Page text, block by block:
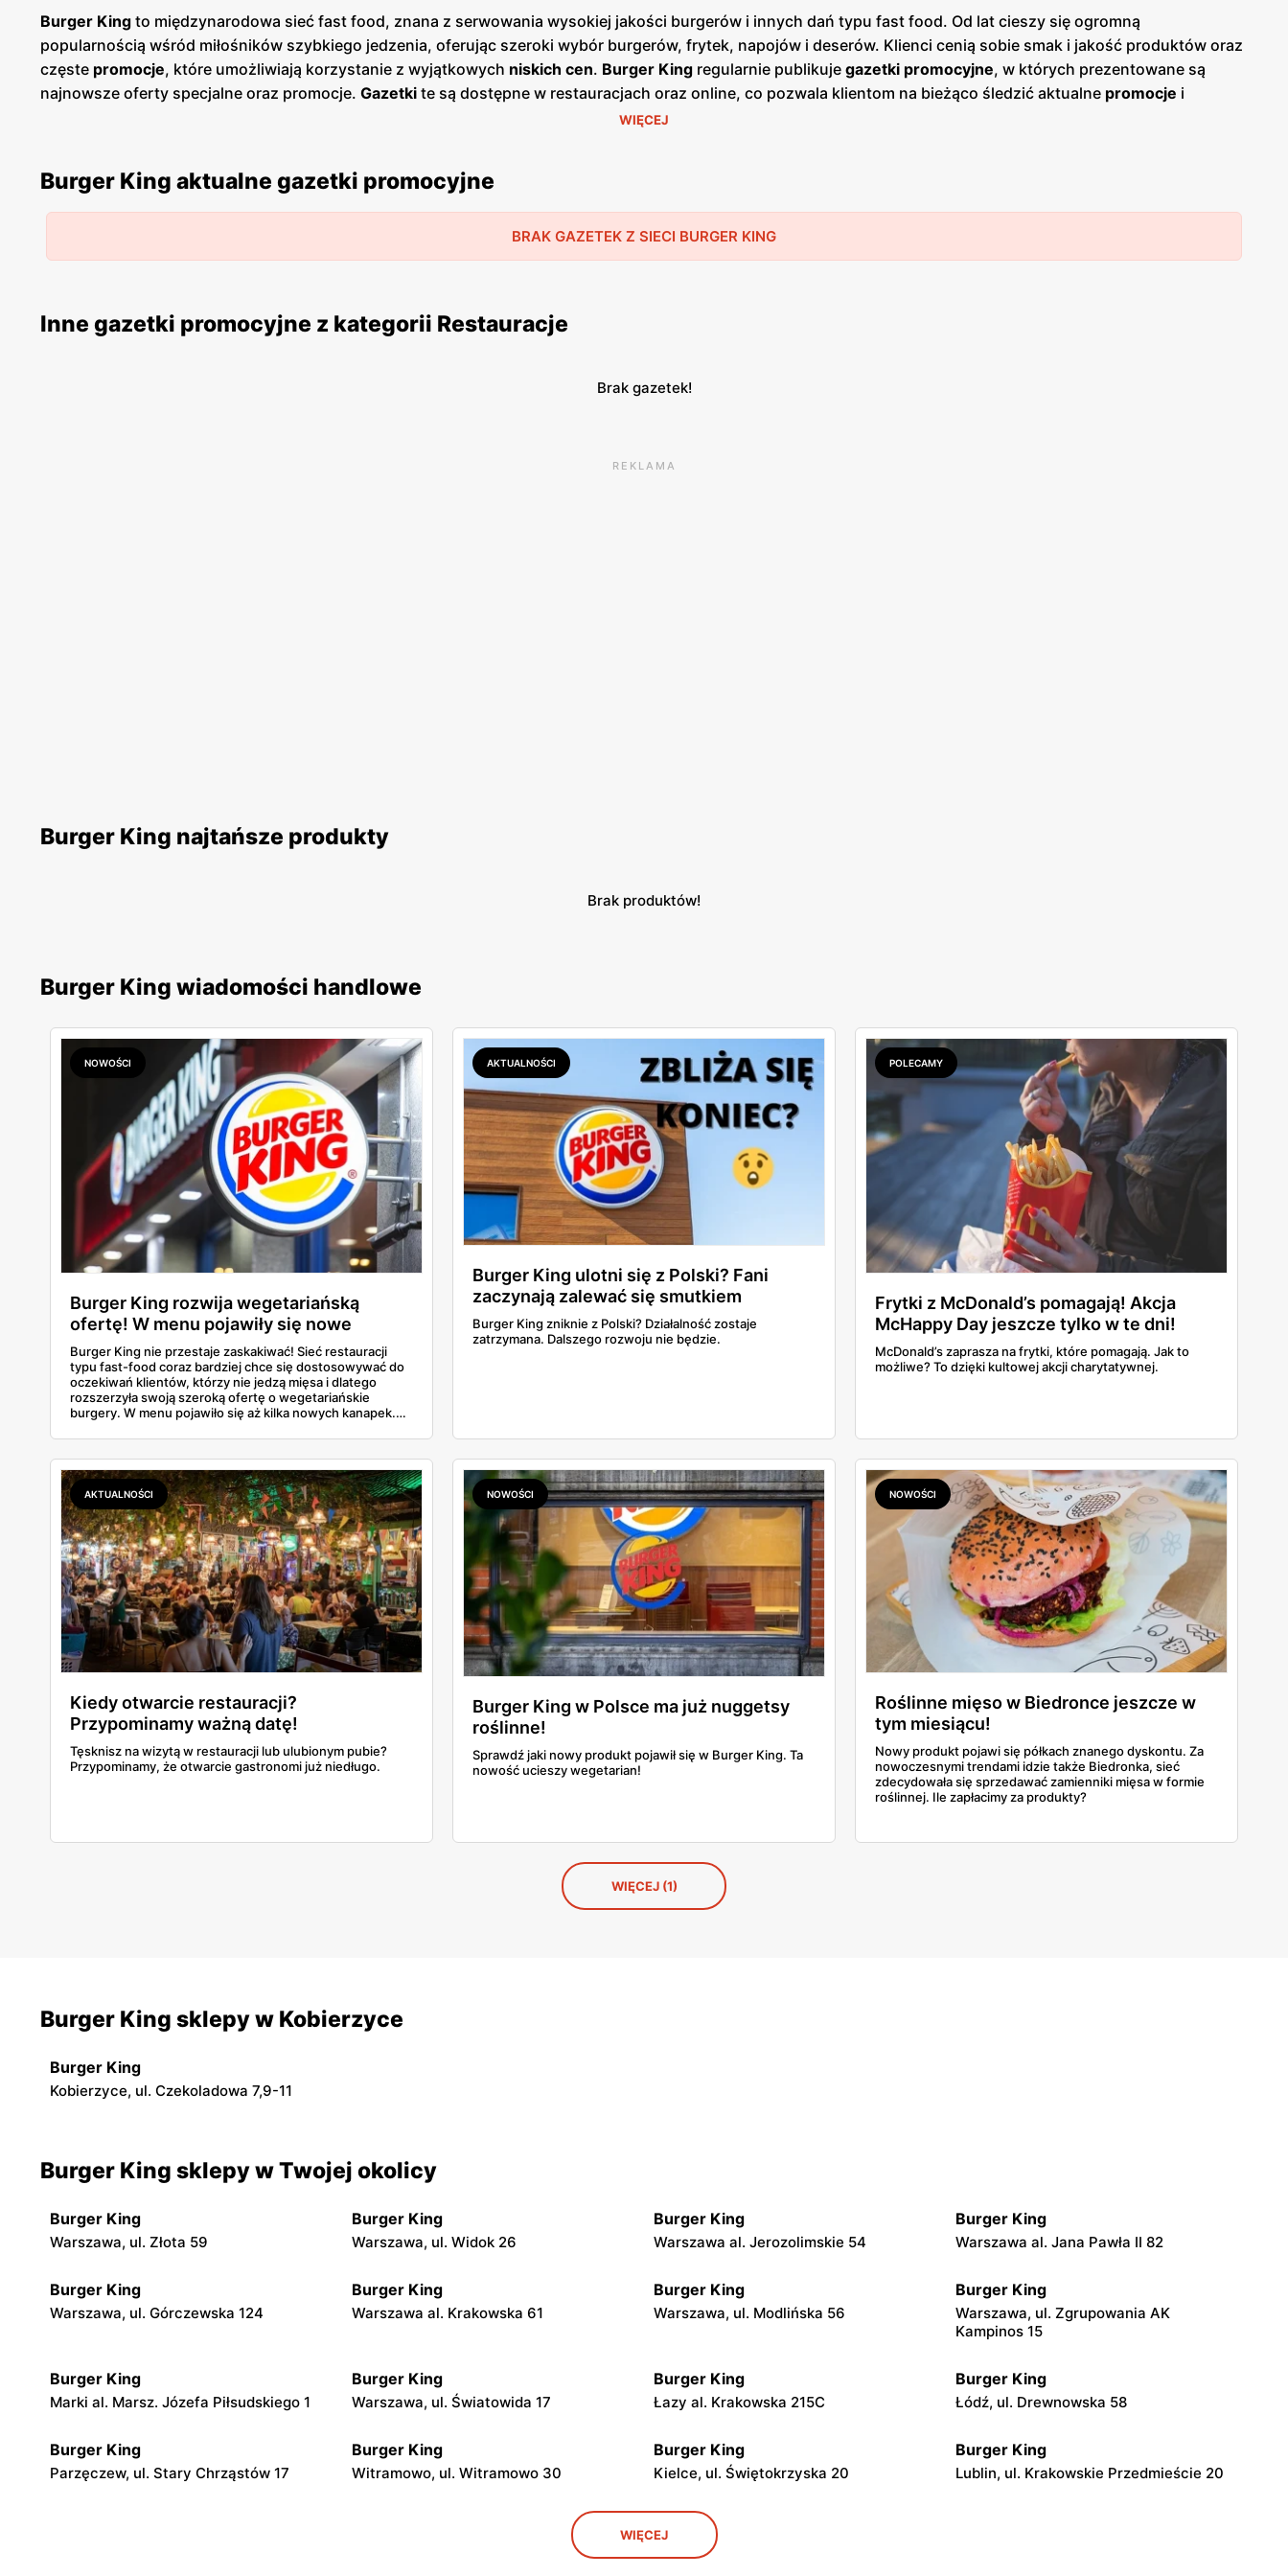
Burger King to międzynarodowa sieć fast food, znana z serwowania wysokiej jakości burgerów i innych dań typu fast food. Od lat cieszy się ogromną
popularnością wśród miłośników szybkiego jedzenia, oferując szeroki wybór burgerów, frytek, napojów i deserów. Klienci cenią sobie smak i jakość produktów oraz
częste promocje, które umożliwiają korzystanie z wyjątkowych niskich cen. Burger King regularnie publikuje gazetki promocyjne, w których prezentowane są
najnowsze oferty specjalne oraz promocje. Gazetki te są dostępne w restauracjach oraz online, co pozwala klientom na bieżąco śledzić aktualne promocje i
planować wizyty w restauracjach. Publikacje te pojawiają się zazwyczaj co miesiąc, dostarczając świeżych informacji o nowościach i rabatach. Sieć
foodów, którzy poszukują smacznych i szybkich posiłków. W ofercie
kanapki, a także różnorodne napoje i desery. Klienci mogą liczyć na atrakcyjnepromocjeoraz zestawy specjalne, które pozwalają na korzystne cenowo posiłki. Sieć
regularnie wprowadza nowe produkty oraz udoskonala istniejące, aby zaspokoić potrzeby i oczekiwania swoich gości. Sieć
jakość iniskie cenyidą w parze, oferując wyjątkowe doznania kulinarne dla każdego miłośnika fast foodu.
WIĘCEJ
Burger King aktualne gazetki promocyjne
BRAK GAZETEK Z SIECI BURGER KING
Inne gazetki promocyjne z kategorii Restauracje
Brak gazetek!
REKLAMA
Burger King najtańsze produkty
Brak produktów!
Burger King wiadomości handlowe
NOWOŚCI
Burger King rozwija wegetariańską
ofertę! W menu pojawiły się nowe
bezmięsne burgery!
Burger King nie przestaje zaskakiwać! Sieć restauracji
typu fast-food coraz bardziej chce się dostosowywać do
oczekiwań klientów, którzy nie jedzą mięsa i dlatego
rozszerzyła swoją szeroką ofertę o wegetariańskie
burgery. W menu pojawiło się aż kilka nowych kanapek.
można ich spróbować!
AKTUALNOŚCI
Burger King ulotni się z Polski? Fani
zaczynają zalewać się smutkiem
Burger King zniknie z Polski? Działalność zostaje
zatrzymana. Dalszego rozwoju nie będzie.
POLECAMY
Frytki z McDonald’s pomagają! Akcja
McHappy Day jeszcze tylko w te dni!
McDonald’s zaprasza na frytki, które pomagają. Jak to
możliwe? To dzięki kultowej akcji charytatywnej.
AKTUALNOŚCI
Kiedy otwarcie restauracji?
Przypominamy ważną datę!
Tęsknisz na wizytą w restauracji lub ulubionym pubie?
Przypominamy, że otwarcie gastronomi już niedługo.
NOWOŚCI
Burger King w Polsce ma już nuggetsy
roślinne!
Sprawdź jaki nowy produkt pojawił się w Burger King. Ta
nowość ucieszy wegetarian!
NOWOŚCI
Roślinne mięso w Biedronce jeszcze w
tym miesiącu!
Nowy produkt pojawi się półkach znanego dyskontu. Za
nowoczesnymi trendami idzie także Biedronka, sieć
zdecydowała się sprzedawać zamienniki mięsa w formie
roślinnej. Ile zapłacimy za produkty?
WIĘCEJ (1)
Burger King sklepy w Kobierzyce
Burger King
Kobierzyce, ul. Czekoladowa 7,9-11
Burger King sklepy w Twojej okolicy
Burger King
Warszawa, ul. Złota 59
Burger King
Warszawa, ul. Widok 26
Burger King
Warszawa al. Jerozolimskie 54
Burger King
Warszawa al. Jana Pawła II 82
Burger King
Warszawa, ul. Górczewska 124
Burger King
Warszawa al. Krakowska 61
Burger King
Warszawa, ul. Modlińska 56
Burger King
Warszawa, ul. Zgrupowania AK
Kampinos 15
Burger King
Marki al. Marsz. Józefa Piłsudskiego 1
Burger King
Warszawa, ul. Światowida 17
Burger King
Łazy al. Krakowska 215C
Burger King
Łódź, ul. Drewnowska 58
Burger King
Parzęczew, ul. Stary Chrząstów 17
Burger King
Witramowo, ul. Witramowo 30
Burger King
Kielce, ul. Świętokrzyska 20
Burger King
Lublin, ul. Krakowskie Przedmieście 20
Otłoczyn, ul. MOP Otłoczyn Wschód 1
Burger King
Otłoczyn, ul. MOP Otłoczyn Zachód 1
WIĘCEJ